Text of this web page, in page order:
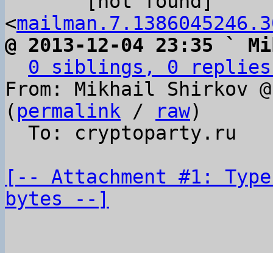
<
@ 2013-12-04 23:35 `
0 siblings, 0 replies;
From: Mikhail Shirkov
( permalink / raw)
[-- Attachment #1:
bytes --]